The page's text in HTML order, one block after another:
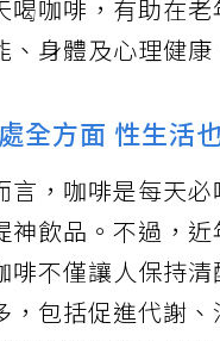
喝咖啡，有助在
、身體及心理健康
全方面 性生活
言，咖啡是每天
神飲品。不過，
啡不僅讓人保持
，包括促進代謝